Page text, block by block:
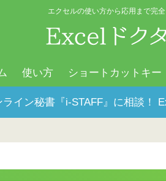
エクセルの使い方から応用まで完
使い方 ショートカットキー
イン秘書『i-STAFF』に相談！